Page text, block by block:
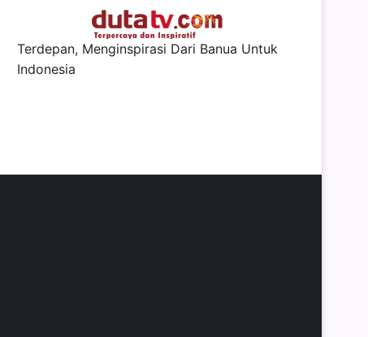
Terdepan, Menginspirasi Dari Banua Untuk
Indonesia